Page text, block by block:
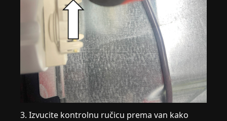
3. Izvucite kontrolnu ručicu prema van kako